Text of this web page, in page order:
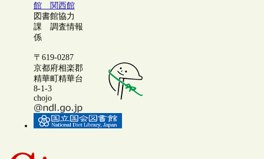
館 関西館
図書館協力
課 調査情報
係
〒619-0287
京都府相楽郡
精華町精華台
8-1-3
chojo